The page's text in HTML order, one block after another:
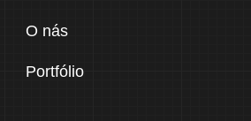
O nás
Portfólio